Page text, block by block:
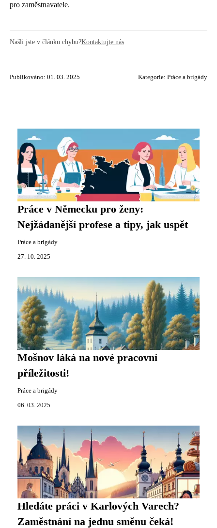
pro zaměstnavatele.
Našli jste v článku chybu?Kontaktujte nás
Publikováno: 01. 03. 2025 Kategorie: Práce a brigády
Práce v Německu pro ženy:
Nejžádanější profese a tipy, jak uspět
Práce a brigády
27. 10. 2025
Mošnov láká na nové pracovní
příležitosti!
Práce a brigády
06. 03. 2025
Hledáte práci v Karlových Varech?
Zaměstnání na jednu směnu čeká!